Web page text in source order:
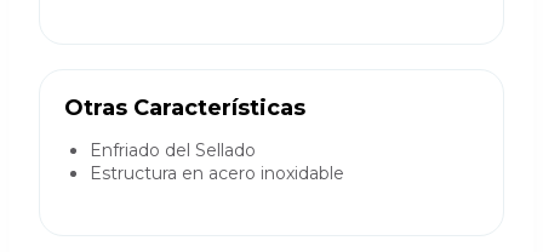
Otras Características
Enfriado del Sellado
Estructura en acero inoxidable